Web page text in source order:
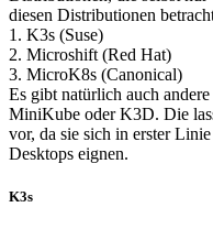
diesen Distributionen
1. K3s (Suse)
2. Microshift (Red Hat)
3. MicroK8s (Canonical)
Es gibt natürlich auch
MiniKube oder K3D. Die
vor, da sie sich in erster
Desktops eignen.
K3s